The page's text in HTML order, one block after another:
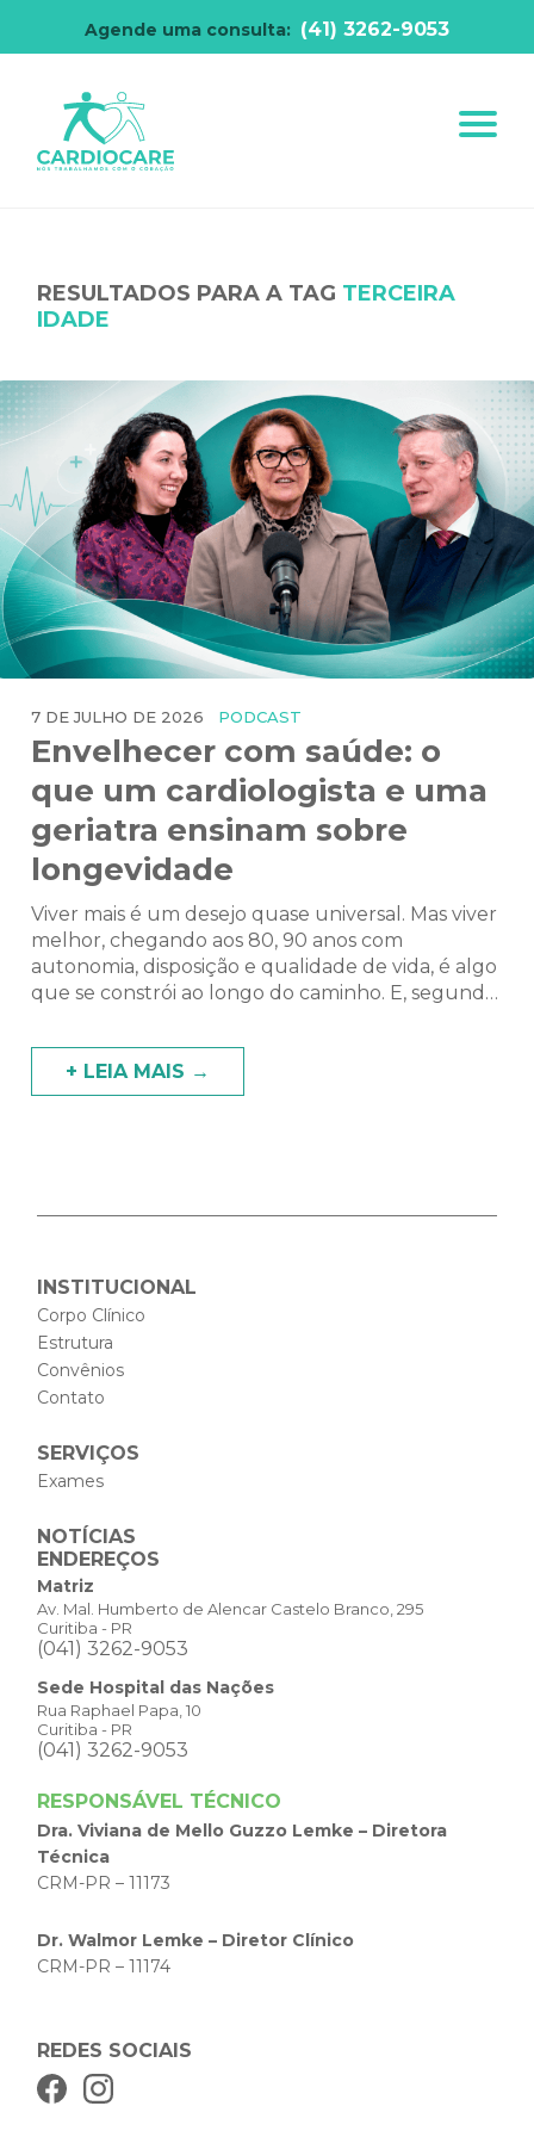
Agende uma consulta: (41) 3262-9053
RESULTADOS PARA A TAG TERCEIRA
IDADE
7 DE JULHO DE 2026 PODCAST
Envelhecer com saúde: o
que um cardiologista e uma
geriatra ensinam sobre
longevidade
Viver mais é um desejo quase universal. Mas viver
melhor, chegando aos 80, 90 anos com
autonomia, disposição e qualidade de vida, é algo
que se constrói ao longo do caminho. E, segundo
foi o tema central do segundo episódio do
Cardiocare Cast, o podcast da Cardiocare, […]
+ LEIA MAIS →
INSTITUCIONAL
Corpo Clínico
Estrutura
Convênios
Contato
SERVIÇOS
Exames
NOTÍCIAS
ENDEREÇOS
Matriz
Av. Mal. Humberto de Alencar Castelo Branco, 295
Curitiba - PR
(041) 3262-9053
Sede Hospital das Nações
Rua Raphael Papa, 10
Curitiba - PR
(041) 3262-9053
RESPONSÁVEL TÉCNICO
Dra. Viviana de Mello Guzzo Lemke – Diretora
Técnica
CRM-PR – 11173
Dr. Walmor Lemke – Diretor Clínico
CRM-PR – 11174
REDES SOCIAIS